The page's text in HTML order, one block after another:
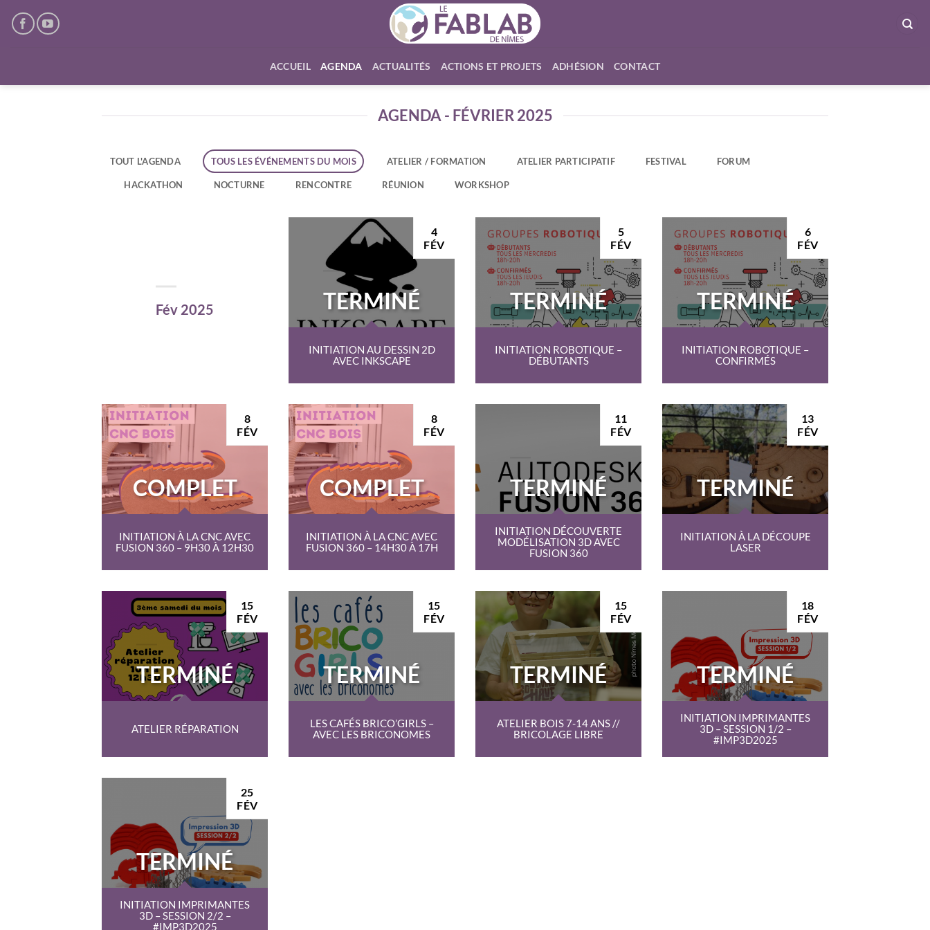
ACCUEIL AGENDA ACTUALITÉS ACTIONS ET PROJETS ADHÉSION CONTACT
AGENDA - FÉVRIER 2025
TOUT L'AGENDA TOUS LES ÉVÉNEMENTS DU MOIS ATELIER / FORMATION ATELIER PARTICIPATIF FESTIVAL FORUM
HACKATHON NOCTURNE RENCONTRE RÉUNION WORKSHOP
Fév 2025
4
FÉV
INITIATION AU DESSIN 2D
AVEC INKSCAPE
TERMINÉ
5
FÉV
INITIATION ROBOTIQUE –
DÉBUTANTS
TERMINÉ
6
FÉV
INITIATION ROBOTIQUE –
CONFIRMÉS
TERMINÉ
8
FÉV
INITIATION À LA CNC AVEC
FUSION 360 – 9H30 À 12H30
COMPLET
8
FÉV
INITIATION À LA CNC AVEC
FUSION 360 – 14H30 À 17H
COMPLET
11
FÉV
INITIATION DÉCOUVERTE
MODÉLISATION 3D AVEC
FUSION 360
TERMINÉ
13
FÉV
INITIATION À LA DÉCOUPE
LASER
TERMINÉ
15
FÉV
ATELIER RÉPARATION
TERMINÉ
15
FÉV
LES CAFÉS BRICO’GIRLS –
AVEC LES BRICONOMES
TERMINÉ
15
FÉV
ATELIER BOIS 7-14 ANS //
BRICOLAGE LIBRE
TERMINÉ
18
FÉV
INITIATION IMPRIMANTES
3D – SESSION 1/2 –
#IMP3D2025
TERMINÉ
25
FÉV
INITIATION IMPRIMANTES
3D – SESSION 2/2 –
#IMP3D2025
TERMINÉ